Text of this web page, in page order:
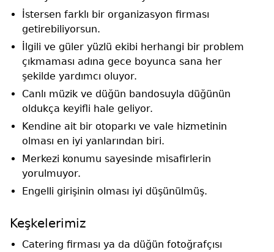
İstersen farklı bir organizasyon firması
getirebiliyorsun.
İlgili ve güler yüzlü ekibi herhangi bir problem
çıkmaması adına gece boyunca sana her
şekilde yardımcı oluyor.
Canlı müzik ve düğün bandosuyla düğünün
oldukça keyifli hale geliyor.
Kendine ait bir otoparkı ve vale hizmetinin
olması en iyi yanlarından biri.
Merkezi konumu sayesinde misafirlerin
yorulmuyor.
Engelli girişinin olması iyi düşünülmüş.
Keşkelerimiz
Catering firması ya da düğün fotoğrafçısı